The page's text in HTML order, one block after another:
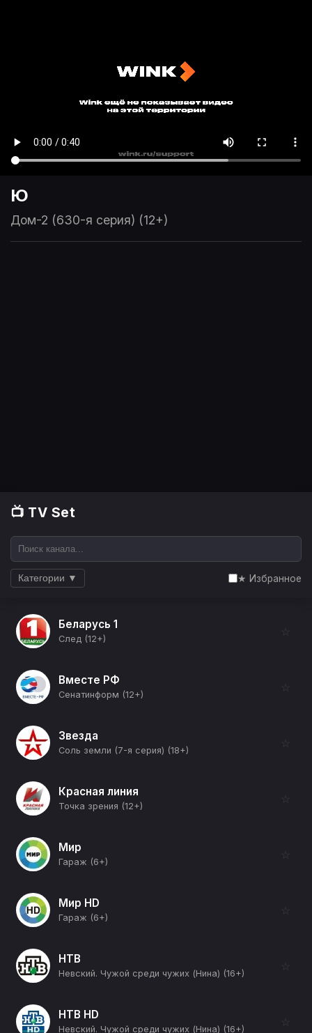
📺 TV Set
Категории ▼ ★ Избранное
Беларусь 1
След (12+)
☆
Вместе РФ
Сенатинформ (12+)
☆
Звезда
Соль земли (7-я серия) (18+)
☆
Красная линия
Точка зрения (12+)
☆
Мир
Гараж (6+)
☆
Мир HD
Гараж (6+)
☆
НТВ
Невский. Чужой среди чужих (Нина) (16+)
☆
НТВ HD
Невский. Чужой среди чужих (Нина) (16+)
☆
Ю
Дом-2 (630-я серия) (12+)